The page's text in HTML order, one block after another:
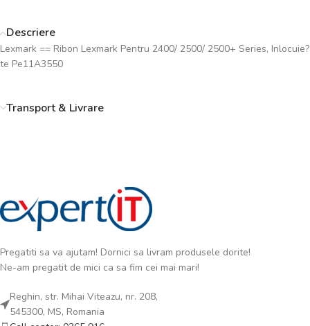
Descriere
Lexmark == Ribon Lexmark Pentru 2400/ 2500/ 2500+ Series, Inlocuie?
te Pe11A3550
Transport & Livrare
Pregatiti sa va ajutam! Dornici sa livram produsele dorite!
Ne-am pregatit de mici ca sa fim cei mai mari!
Reghin, str. Mihai Viteazu, nr. 208,
545300, MS, Romania